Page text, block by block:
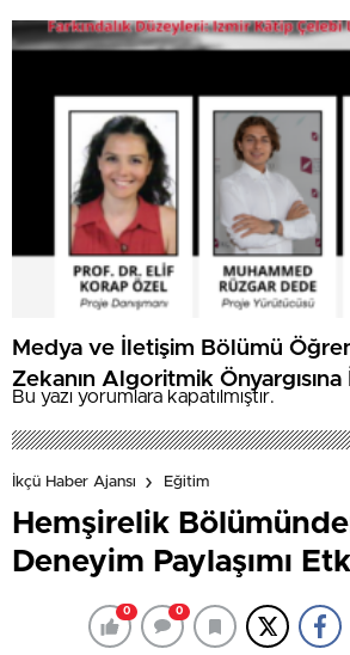
Medya ve İletişim Bölümü
Zekanın Algoritmik Önyargısına
Farkındalık Düzeylerini
Bu yazı yorumlara kapatılmıştır.
İkçü Haber Ajansı Eğitim
Hemşirelik
Deneyim Paylaşımı
0 0